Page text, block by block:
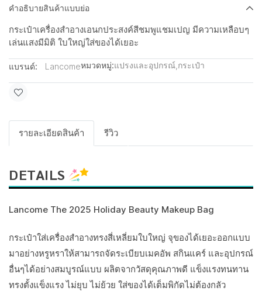
คำอธิบายสินค้าแบบย่อ
กระเป๋าเครื่องสำอางเอนกประสงค์สีชมพูแชมเปญ มีความเหลือบๆ
เล่นแสงมีมิติ ใบใหญ่ใส่ของได้เยอะ
แบรนด์: Lancomeหมวดหมู่:แปรงและอุปกรณ์ กระเป๋า
รายละเอียดสินค้า รีวิว
DETAILS
Lancome The 2025 Holiday Beauty Makeup Bag
กระเป๋าใส่เครื่องสำอางทรงสี่เหลี่ยมใบใหญ่ จุของได้เยอะออกแบบ
มาอย่างหรูหราให้สามารถจัดระเบียบเมคอัพ สกินแคร์ และอุปกรณ์
อื่นๆได้อย่างสมบูรณ์แบบ ผลิตจากวัสดุคุณภาพดี แข็งแรงทนทาน
ทรงตั้งแข็งแรง ไม่ยุบ ไม่ย้วย ใส่ของได้เต็มพิกัดไม่ต้องกลัว